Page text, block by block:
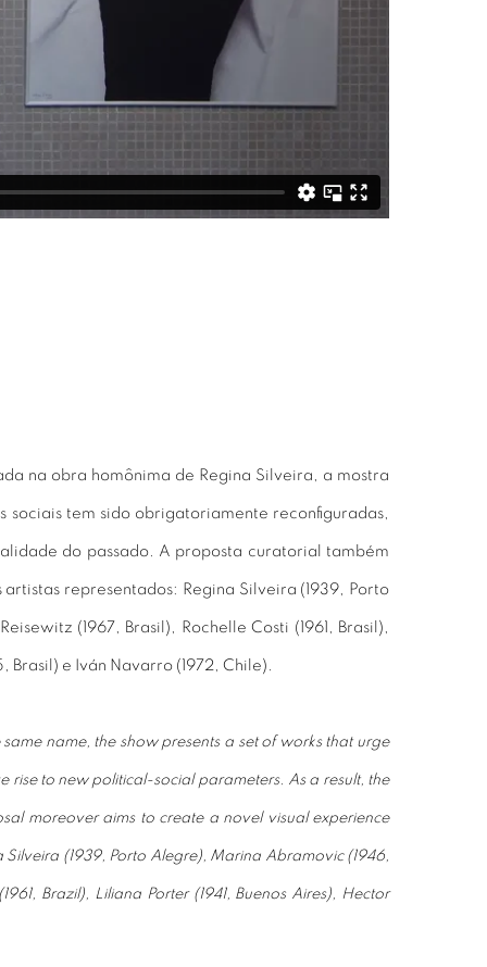
na obra homônima de Regina Silveira, a mostra
tem sido obrigatoriamente reconfiguradas,
do passado. A proposta curatorial também
representados: Regina Silveira (1939, Porto
(1967, Brasil), Rochelle Costi (1961, Brasil),
Brasil) e Iván Navarro (1972, Chile).
name, the show presents a set of works that urge
rise to new political-social parameters. As a result, the
moreover aims to create a novel visual experience
(1939, Porto Alegre), Marina Abramovic (1946,
Brazil), Liliana Porter (1941, Buenos Aires), Hector